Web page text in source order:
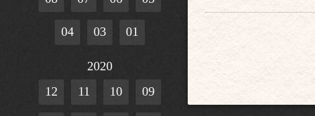
04 03 01
2020
12
11 10 09